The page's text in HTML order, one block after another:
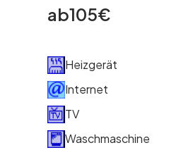
ab105€
Heizgerät
Internet
TV
Waschmaschine